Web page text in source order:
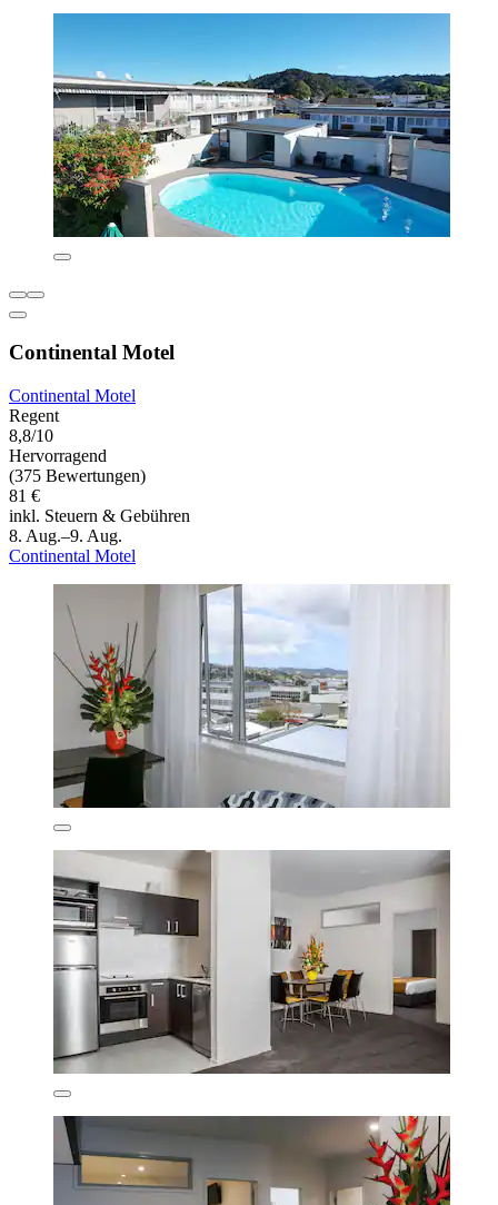
Continental Motel
Continental Motel
Regent
8,8/10
Hervorragend
(375 Bewertungen)
81 €
inkl. Steuern & Gebühren
8. Aug.–9. Aug.
Continental Motel